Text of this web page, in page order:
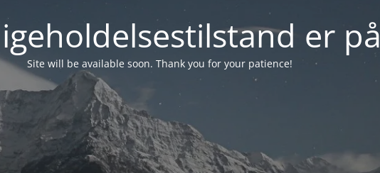
er på
Site will be available soon. Thank you for your patience!